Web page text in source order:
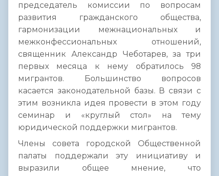
председатель комиссии по вопросам
развития гражданского общества,
гармонизации межнациональных и
межконфессиональных отношений,
священник Александр Чеботарев, за три
первых месяца к нему обратилось 98
мигрантов. Большинство вопросов
касается законодательной базы. В связи с
этим возникла идея провести в этом году
семинар и «круглый стол» на тему
юридической поддержки мигрантов.
Члены совета городской Общественной
палаты поддержали эту инициативу и
выразили общее мнение, что